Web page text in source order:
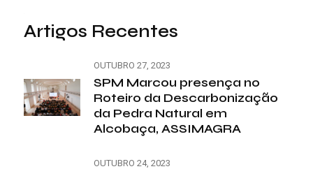
Artigos Recentes
OUTUBRO 27, 2023
SPM Marcou presença no
Roteiro da Descarbonização
da Pedra Natural em
Alcobaça, ASSIMAGRA
OUTUBRO 24, 2023